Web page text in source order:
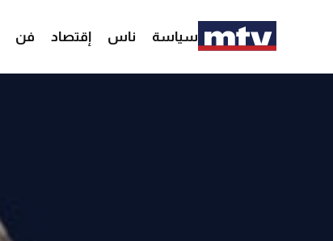
سياسة ناس إقتصاد فن